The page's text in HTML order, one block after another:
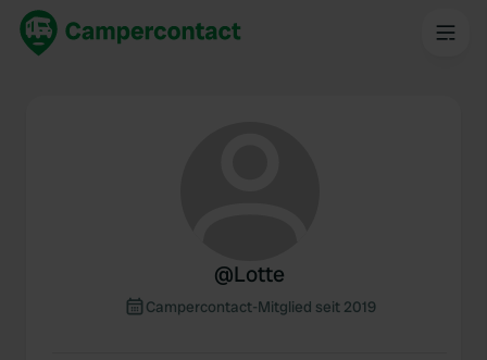
@Lotte
Campercontact-Mitglied seit 2019